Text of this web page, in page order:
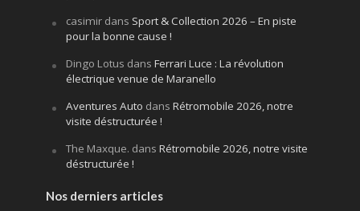
casimirdans Sport & Collection 2026 – En piste
pour la bonne cause !
Dingo Lotus dans Ferrari Luce : La révolution
électrique venue de Maranello
Aventures Auto dans Rétromobile 2026, notre
visite déstructurée !
The Maxque. dans Rétromobile 2026, notre visite
déstructurée !
Nos derniers articles